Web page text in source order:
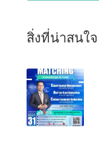
สิ่งที่น่าสนใจ